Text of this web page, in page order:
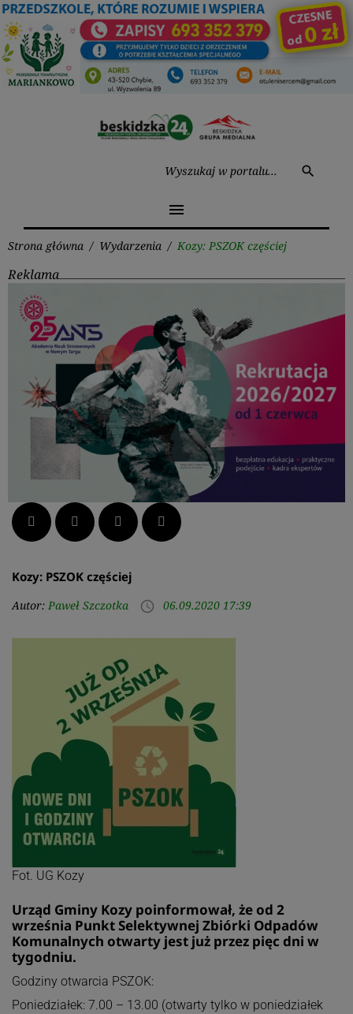
Przejdź
do
treści
search
menu
Strona główna / Wydarzenia / Kozy: PSZOK częściej
Reklama
Facebook Twitter LinkedIn Pinterest
Kozy: PSZOK częściej
Autor: Paweł Szczotka access_time 06.09.2020 17:39
Fot. UG Kozy
Urząd Gminy Kozy poinformował, że od 2
września Punkt Selektywnej Zbiórki Odpadów
Komunalnych otwarty jest już przez pięc dni w
tygodniu.
Godziny otwarcia PSZOK:
Poniedziałek: 7.00 – 13.00 (otwarty tylko w poniedziałek